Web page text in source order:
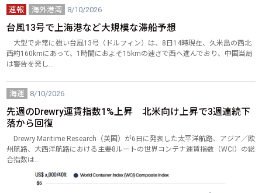
速報 海外港湾 8/10/2026
台風13号で上海港など大規模な滞船予想
大型で非常に強い台風13号（ドルフィン）は、8日14時現在、久米島の西北
西約160kmにあって、1時間におよそ15kmの速さで西へ進んでおり、中国当局
は警告を発し…
海運 8/10/2026
先週のDrewry運賃指数1%上昇 北米向け上昇で3週連続下
落から回復
Drewry Maritime Research（英国）が6日に発表した太平洋航路、アジア／欧
州航路、大西洋航路における主要8ルートの世界コンテナ運賃指数（WCI）の総
合指数は…